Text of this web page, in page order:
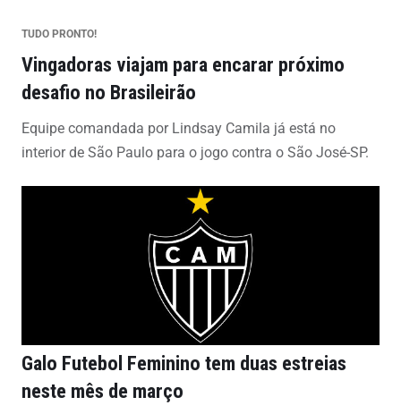
TUDO PRONTO!
Vingadoras viajam para encarar próximo
desafio no Brasileirão
Equipe comandada por Lindsay Camila já está no
interior de São Paulo para o jogo contra o São José-SP.
Galo Futebol Feminino tem duas estreias
neste mês de março